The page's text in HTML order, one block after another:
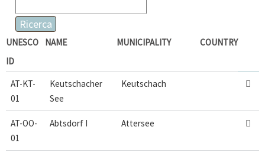
chiave
Ricerca
UNESCO
ID
NAME MUNICIPALITY COUNTRY
AT-KT-
01
Keutschacher
See
Keutschach 
AT-OO-
01
Abtsdorf I Attersee 